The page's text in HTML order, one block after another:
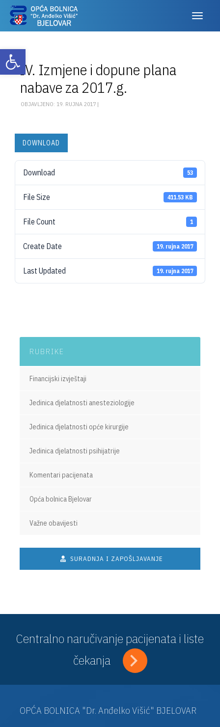
Otvori alatnu traku
IV. Izmjene i dopune plana
nabave za 2017.g.
OBJAVLJENO: 19. RUJNA 2017 |
DOWNLOAD
Download 53
File Size 411.53 KB
File Count 1
Create Date 19. rujna 2017
Last Updated 19. rujna 2017
RUBRIKE
Financijski izvještaji
Jedinica djelatnosti anesteziologije
Jedinica djelatnosti opće kirurgije
Jedinica djelatnosti psihijatrije
Komentari pacijenata
Opća bolnica Bjelovar
Važne obavijesti
SURADNJA I ZAPOŠLJAVANJE
Centralno naručivanje pacijenata i liste
čekanja
OPĆA BOLNICA "Dr. Anđelko Višić" BJELOVAR